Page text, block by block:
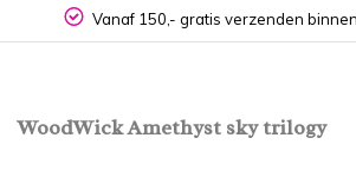
Vanaf 150,- gratis verzenden
WoodWick Amethyst sky trilogy